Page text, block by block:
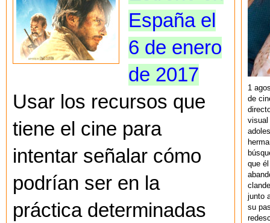
España el
6 de enero
de 2017
Usar los recursos que
tiene el cine para
intentar señalar cómo
podrían ser en la
práctica determinadas
1
de
visual
que
junto
su